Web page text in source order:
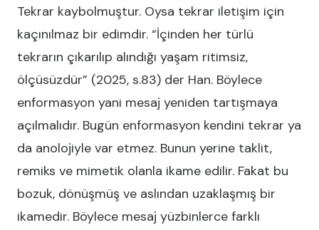
Tekrar kaybolmuştur. Oysa tekrar iletişim için
kaçınılmaz bir edimdir. “İçinden her türlü
tekrarın çıkarılıp alındığı yaşam ritimsiz,
ölçüsüzdür” (2025, s.83) der Han. Böylece
enformasyon yani mesaj yeniden tartışmaya
açılmalıdır. Bugün enformasyon kendini tekrar ya
da anolojiyle var etmez. Bunun yerine taklit,
remiks ve mimetik olanla ikame edilir. Fakat bu
bozuk, dönüşmüş ve aslından uzaklaşmış bir
ikamedir. Böylece mesaj yüzbinlerce farklı